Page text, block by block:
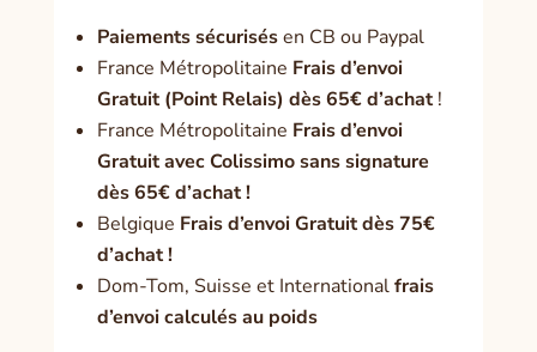
Paiements sécurisésen CB ou Paypal
France Métropolitaine Frais d’envoi
Gratuit (Point Relais) dès 65€ d’achat!
France Métropolitaine Frais d’envoi
Gratuit avec Colissimo sans signature
dès 65€ d’achat !
Belgique Frais d’envoi Gratuit dès 75€
d’achat !
Dom-Tom, Suisse et Internationalfrais
d’envoi calculés au poids